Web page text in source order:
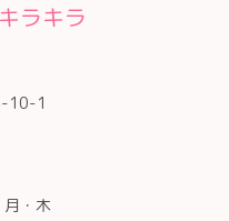
ラキラ
10-1
・木